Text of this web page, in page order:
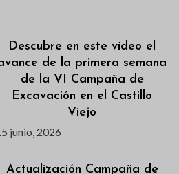
Descubre en este vídeo el
de la primera semana
de la VI Campaña de
Excavación en el Castillo
Viejo
junio, 2026
Actualización Campaña de